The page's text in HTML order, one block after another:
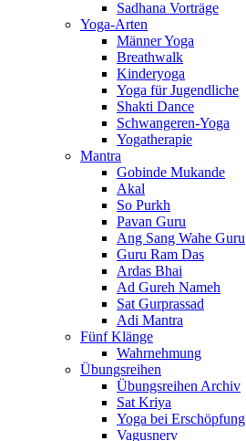
Sadhana Vorträge
Yoga-Arten
Männer Yoga
Breathwalk
Kinderyoga
Yoga für Jugendliche
Shakti Dance
Schwangeren-Yoga
Yogatherapie
Mantra
Gobinde Mukande
Akal
So Purkh
Pavan Guru
Ang Sang Wahe Guru
Guru Ram Das
Ardas Bhai
Ad Gureh Nameh
Sat Gurprassad
Adi Mantra
Fünf Klänge
Wahrnehmung
Übungsreihen
Übungsreihen Archiv
Sat Kriya
Yoga bei Erschöpfung
Vagusnerv